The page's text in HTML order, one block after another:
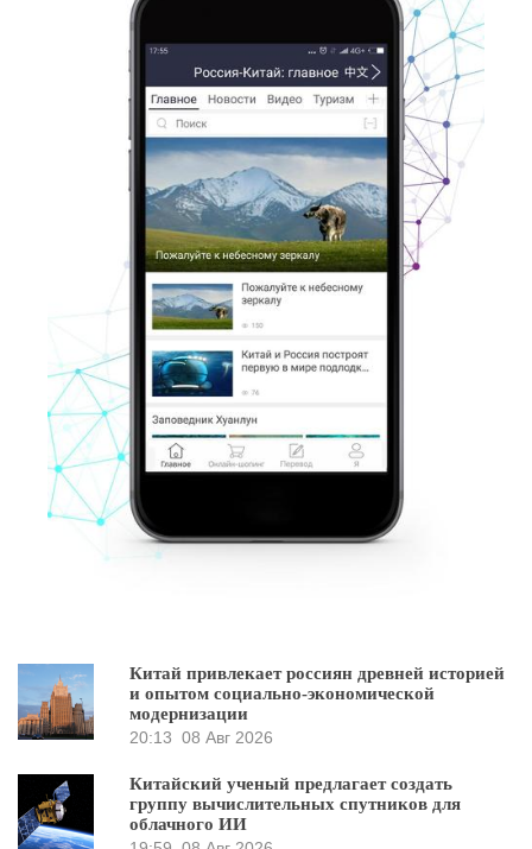
Китай привлекает россиян древней историей
и опытом социально-экономической
модернизации
20:13 08 Авг 2026
Китайский ученый предлагает создать
группу вычислительных спутников для
облачного ИИ